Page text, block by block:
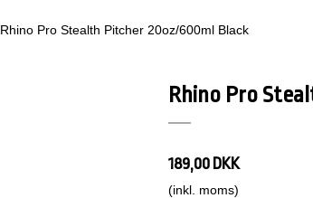
Glas
Barista Basic m/ egen
Rhino Pro Stealth Pitcher 20oz/600ml Black
Rhino Pro
189,00 DKK
(inkl. moms)